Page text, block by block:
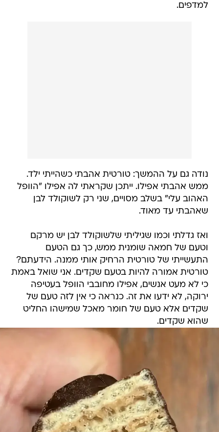
למדפים.
נודה גם על ההמשך: טורטית אהבתי כשהייתי ילד.
ממש אהבתי אפילו. ייתכן שקראתי לה אפילו "הוופל
האהוב עלי" בשלב מסויים, שני רק לשוקולד לבן
שאהבתי עד מאוד.
ואז גדלתי וכמו שגיליתי שלשוקולד לבן יש מרקם
וטעם של חמאה שומנית ממש, כך גם הטעם
התעשייתי של טורטית הרחיק אותי ממנה. הידעתם?
טורטית אמורה להיות בטעם שקדים. אני שואל באמת
כי לא מעט אנשים, אפילו מחובבי הוופל בעטיפה
ירוקה, לא ידעו את זה. כנראה כי אין לזה טעם של
שקדים אלא טעם של חומר מאכל שמישהו החליט
שהוא שקדים.